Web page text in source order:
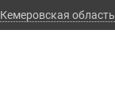
Кемеровская область